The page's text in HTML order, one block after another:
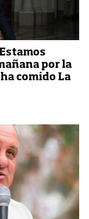
por la
comido La